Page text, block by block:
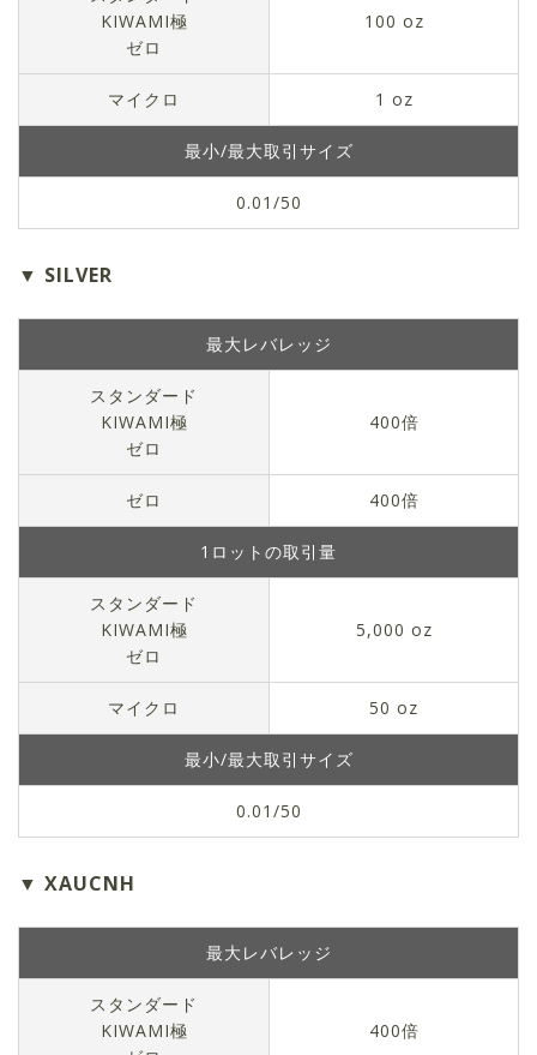
KIWAMI極
ゼロ
100 oz
マイクロ 1 oz
最小/最大取引サイズ
0.01/50
SILVER
最大レバレッジ
スタンダード
KIWAMI極
ゼロ
400倍
ゼロ 400倍
1ロットの取引量
スタンダード
KIWAMI極
ゼロ
5,000 oz
マイクロ 50 oz
最小/最大取引サイズ
0.01/50
XAUCNH
最大レバレッジ
スタンダード
KIWAMI極
400倍